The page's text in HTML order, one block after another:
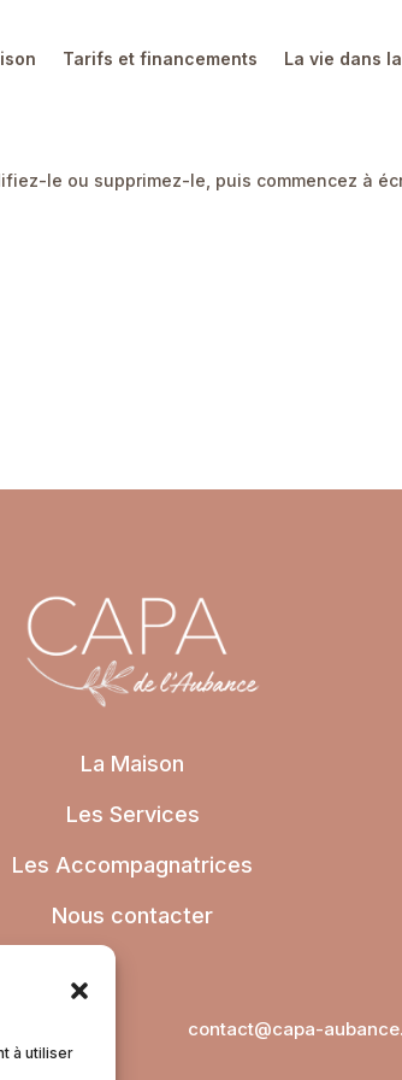
à utiliser
Tarifs et financements La vie dans
le ou supprimez-le, puis commencez à
La Maison
Les Services
Les Accompagnatrices
Nous contacter
contact@capa-